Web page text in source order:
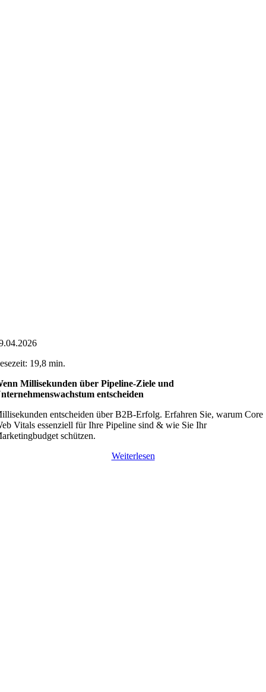
19,8 min.
Millisekunden über Pipeline-Ziele und
entscheiden
entscheiden über B2B-Erfolg. Erfahren Sie, warum Core
Vitals essenziell für Ihre Pipeline sind & wie Sie Ihr
schützen.
Weiterlesen